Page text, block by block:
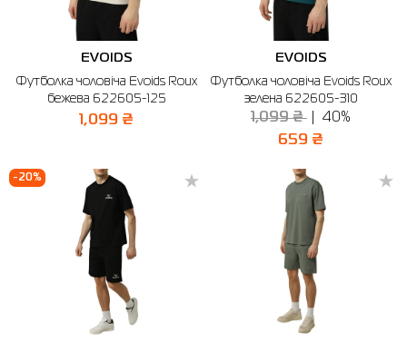
EVOIDS
Футболка чоловіча Evoids Roux
бежева 622605-125
1,099 ₴
EVOIDS
Футболка чоловіча Evoids Roux
зелена 622605-310
1,099 ₴ 40%
659 ₴
-20%